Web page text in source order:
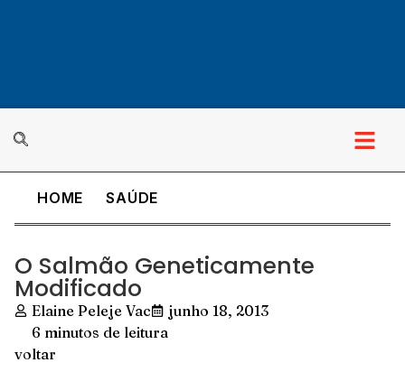
HOME SAÚDE
O Salmão Geneticamente
Modificado
Elaine Peleje Vac
junho 18, 2013
6 minutos de leitura
voltar